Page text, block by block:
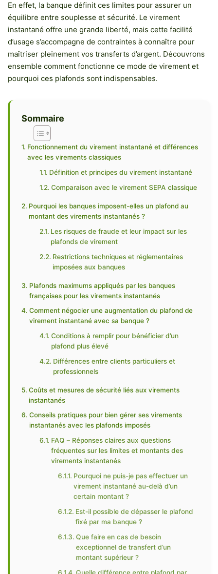
En effet, la banque définit ces limites pour assurer un
équilibre entre souplesse et sécurité. Le virement
instantané offre une grande liberté, mais cette facilité
d’usage s’accompagne de contraintes à connaître pour
maîtriser pleinement vos transferts d’argent. Découvrons
ensemble comment fonctionne ce mode de virement et
pourquoi ces plafonds sont indispensables.
Sommaire
Fonctionnement du virement instantané et différences
avec les virements classiques
Définition et principes du virement instantané
Comparaison avec le virement SEPA classique
Pourquoi les banques imposent-elles un plafond au
montant des virements instantanés ?
Les risques de fraude et leur impact sur les
plafonds de virement
Restrictions techniques et réglementaires
imposées aux banques
Plafonds maximums appliqués par les banques
françaises pour les virements instantanés
Comment négocier une augmentation du plafond de
virement instantané avec sa banque ?
Conditions à remplir pour bénéficier d’un
plafond plus élevé
Différences entre clients particuliers et
professionnels
Coûts et mesures de sécurité liés aux virements
instantanés
Conseils pratiques pour bien gérer ses virements
instantanés avec les plafonds imposés
FAQ – Réponses claires aux questions
fréquentes sur les limites et montants des
virements instantanés
Pourquoi ne puis-je pas effectuer un
virement instantané au-delà d’un
certain montant ?
Est-il possible de dépasser le plafond
fixé par ma banque ?
Que faire en cas de besoin
exceptionnel de transfert d’un
montant supérieur ?